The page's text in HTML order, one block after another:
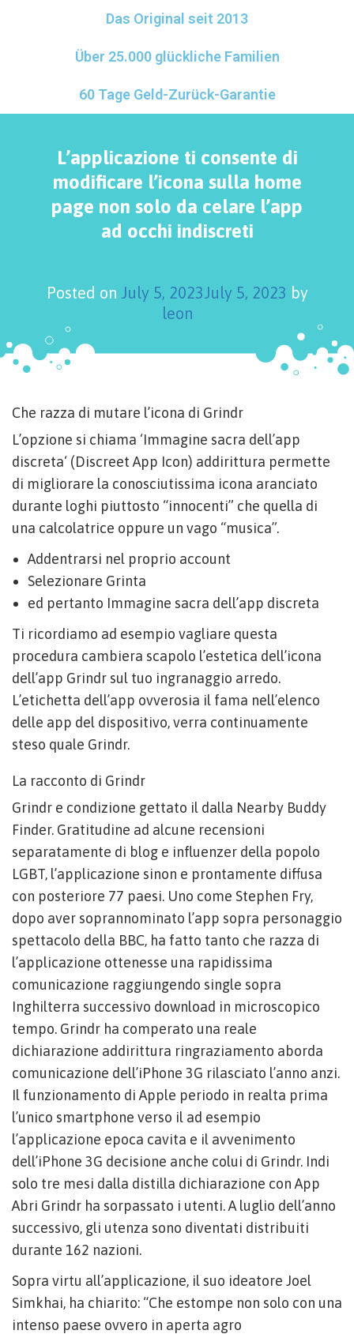
Das Original seit 2013
Über 25.000 glückliche Familien
60 Tage Geld-Zurück-Garantie
L’applicazione ti consente di
modificare l’icona sulla home
page non solo da celare l’app
ad occhi indiscreti
Posted on July 5, 2023July 5, 2023 by
leon
Che razza di mutare l’icona di Grindr
L’opzione si chiama ‘Immagine sacra dell’app
discreta‘ (Discreet App Icon) addirittura permette
di migliorare la conosciutissima icona aranciato
durante loghi piuttosto “innocenti” che quella di
una calcolatrice oppure un vago “musica”.
Addentrarsi nel proprio account
Selezionare Grinta
ed pertanto Immagine sacra dell’app discreta
Ti ricordiamo ad esempio vagliare questa
procedura cambiera scapolo l’estetica dell’icona
dell’app Grindr sul tuo ingranaggio arredo.
L’etichetta dell’app ovverosia il fama nell’elenco
delle app del dispositivo, verra continuamente
steso quale Grindr.
La racconto di Grindr
Grindr e condizione gettato il dalla Nearby Buddy
Finder. Gratitudine ad alcune recensioni
separatamente di blog e influenzer della popolo
LGBT, l’applicazione sinon e prontamente diffusa
con posteriore 77 paesi. Uno come Stephen Fry,
dopo aver soprannominato l’app sopra personaggio
spettacolo della BBC, ha fatto tanto che razza di
l’applicazione ottenesse una rapidissima
comunicazione raggiungendo single sopra
Inghilterra successivo download in microscopico
tempo. Grindr ha comperato una reale
dichiarazione addirittura ringraziamento aborda
comunicazione dell’iPhone 3G rilasciato l’anno anzi.
Il funzionamento di Apple periodo in realta prima
l’unico smartphone verso il ad esempio
l’applicazione epoca cavita e il avvenimento
dell’iPhone 3G decisione anche colui di Grindr. Indi
solo tre mesi dalla distilla dichiarazione con App
Abri Grindr ha sorpassato i utenti. A luglio dell’anno
successivo, gli utenza sono diventati distribuiti
durante 162 nazioni.
Sopra virtu all’applicazione, il suo ideatore Joel
Simkhai, ha chiarito: “Che estompe non solo con una
intenso paese ovvero in aperta agro